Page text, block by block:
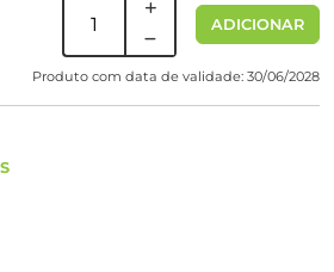
ADICIONAR
Produto com data de validade: 30/06/2028